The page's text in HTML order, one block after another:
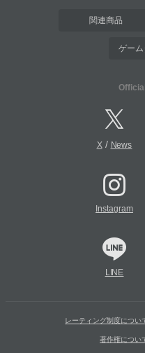
関連商品
ゲー
X/ News
Instagram
LINE
レーティング制度につい
著作権につい